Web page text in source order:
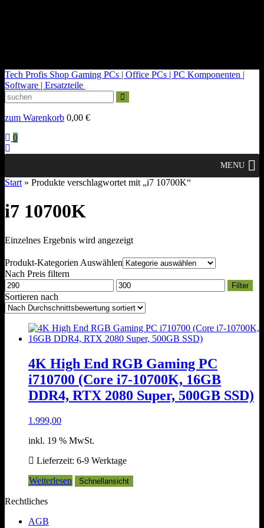
Tech Profis Shop Gaming PCs | Office PCs | PC Komponenten |
Software | Ersatzteile
zum Warenkorb 0,00 €
0
MENU
Start » Produkte verschlagwortet mit „i7 10700K“
i7 10700K
Einzelnes Ergebnis wird angezeigt
Produkt-Kategorien Auswählen
Nach Preis filtern
Min.
Preis
Max.
Preis
Filter
Sortieren nach
4K High End RGB Gaming PC
i710700 (Core i7-10700K, 16GB
DDR4, RTX 2080 Super, 500GB SSD)
1.999,00
inkl. 19 % MwSt.
Lieferzeit: 6-9 Werktage
Weiterlesen
Schnellansicht
Rechtliches
AGB